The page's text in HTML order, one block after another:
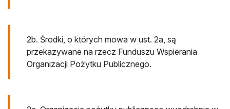
2b. Środki, o których mowa w ust. 2a, są
przekazywane na rzecz Funduszu Wspierania
Organizacji Pożytku Publicznego.